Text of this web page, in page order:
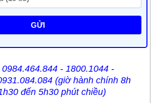
GỬI
- 1800.1044 -
(giờ hành chính 8h
đến 5h30 phút chiều)